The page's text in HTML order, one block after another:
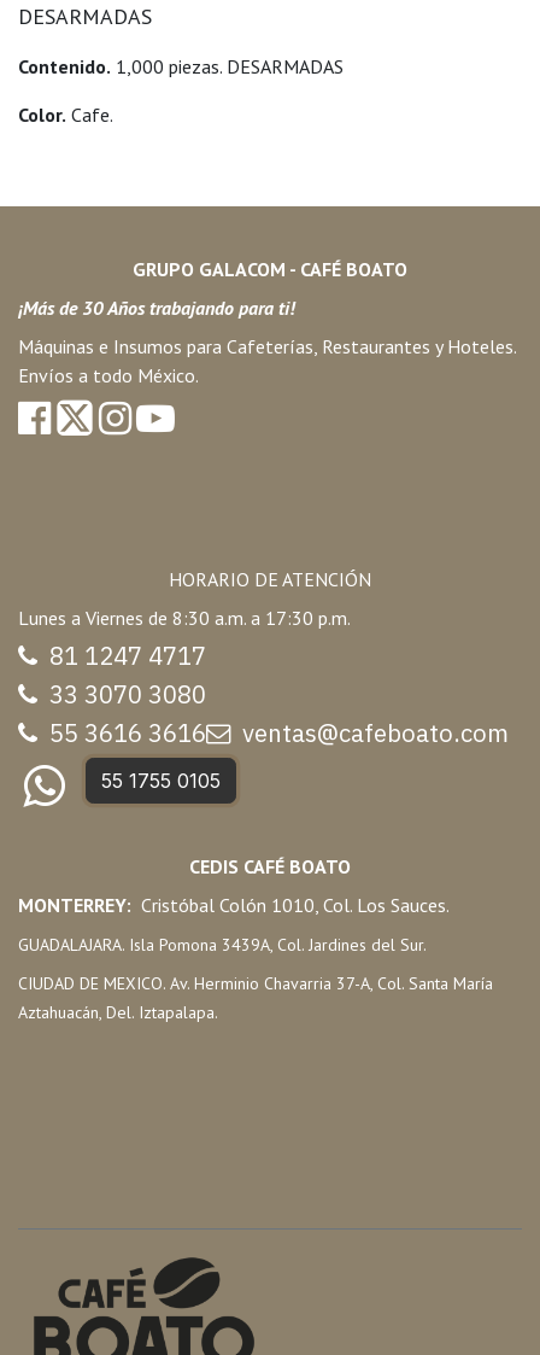
DESARMADAS
Contenido. 1,000 piezas. DESARMADAS
Color. Cafe.
GRUPO GALACOM - CAFÉ BOATO
¡Más de 30 Años trabajando para ti!
Máquinas e Insumos para Cafeterías, Restaurantes y Hoteles.
Envíos a todo México.
HORARIO DE ATENCIÓN
Lunes a Viernes de 8:30 a.m. a 17:30 p.m.
81 1247 4717
33 3070 3080
55 3616 3616
ventas@cafeboato.com
55 1755 0105
CEDIS CAFÉ BOATO
MONTERREY: Cristóbal Colón 1010, Col. Los Sauces.
GUADALAJARA. Isla Pomona 3439A, Col. Jardines del Sur.
CIUDAD DE MEXICO. Av. Herminio Chavarria 37-A, Col. Santa María
Aztahuacán, Del. Iztapalapa.